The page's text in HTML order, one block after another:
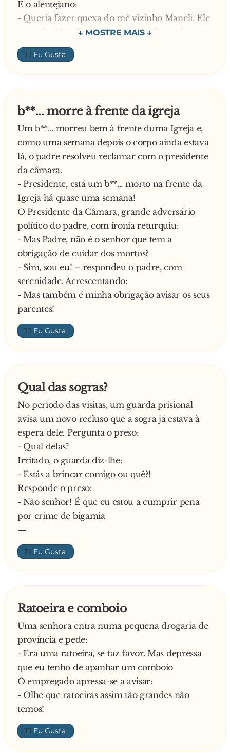
E o alentejano:
- Queria fazer quexa do mê vizinho Maneli. Ele
esconde d**... dentro dos troncos da madeira
para a larera.
E o policia:
- Tomámos nota. Muito obrigado por nos ter
avisado.
em casa do Manel. Procuraram o sítio onde ele
guardava a lenha e, usando machados, abriram
ao meio todos os toros que lá havia, mas não
encontraram d**... nenhuma. Praguejaram e
foram-se embora.
Logo de seguida toca o telefone em casa do
Manel:
- Oh Maneli, já aí foram os tipos da polícia?
E o Manel:
- Já.
E o outro alentejano:
- E racharam-te a lenha toda?
Responde o Manel:
- Sim
E finaliza o alentejano todo contente:
- Então Feliz Natal, amigo! Este foi o mê
presente deste ano.
👍🏼
b**... morre à frente da igreja
Um b**... morreu bem à frente duma Igreja e,
como uma semana depois o corpo ainda estava
lá, o padre resolveu reclamar com o presidente
da câmara.
- Presidente, está um b**... morto na frente da
Igreja há quase uma semana!
O Presidente da Câmara, grande adversário
político do padre, com ironia returquiu:
- Mas Padre, não é o senhor que tem a
obrigação de cuidar dos mortos?
- Sim, sou eu! – respondeu o padre, com
serenidade. Acrescentando:
- Mas também é minha obrigação avisar os seus
parentes!
👍🏼
Qual das sogras?
No período das visitas, um guarda prisional
avisa um novo recluso que a sogra já estava à
espera dele. Pergunta o preso:
- Qual delas?
Irritado, o guarda diz-lhe:
- Estás a brincar comigo ou quê?!
Responde o preso:
- Não senhor! É que eu estou a cumprir pena
por crime de bigamia
—
👍🏼
Ratoeira e comboio
Uma senhora entra numa pequena drogaria de
província e pede:
- Era uma ratoeira, se faz favor. Mas depressa
que eu tenho de apanhar um comboio
O empregado apressa-se a avisar:
- Olhe que ratoeiras assim tão grandes não
temos!
👍🏼